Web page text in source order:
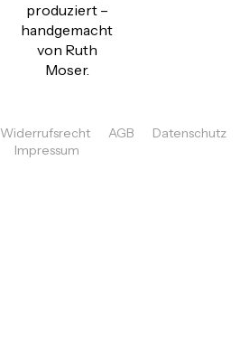
produziert –
handgemacht
von Ruth
Moser.
Widerrufsrecht AGB
Datenschutz
Impressum